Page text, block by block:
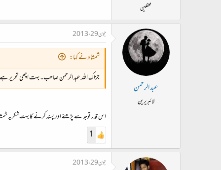
محفلین
عبد الرحمن
لائبریرین
جون 29، 2013
شمشاد نے کہا:
جزاک اللہ عبد الرحمن صاحب۔ بہت اچھی تحریر
اس قدر توجہ سے پڑھنے اور پسند کرنے کا بہت شکریہ شمشاد
1
جون 29، 2013